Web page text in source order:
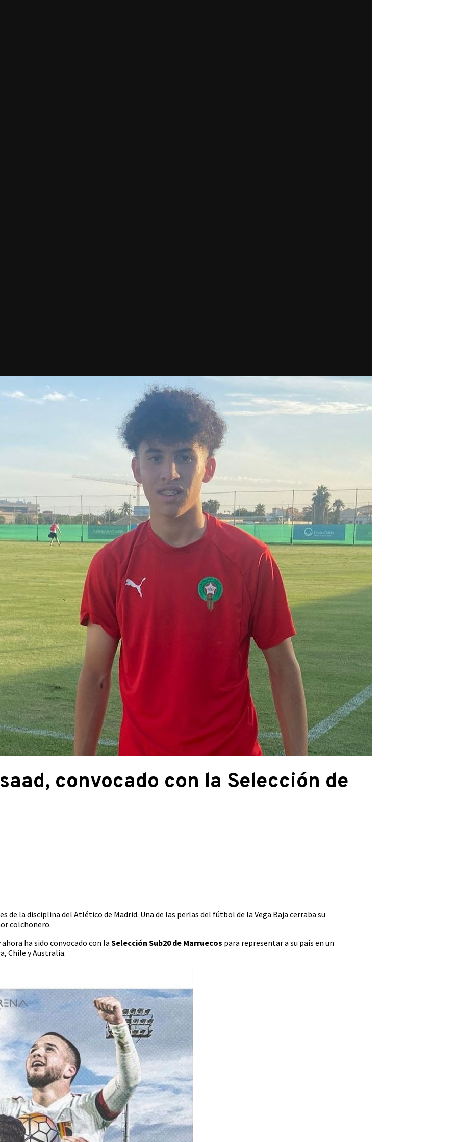
convocado con la Selección de
de la disciplina del Atlético de Madrid. Una de las perlas del fútbol de la Vega Baja cerraba su
colchonero.
ha sido convocado con la Selección Sub20 de Marruecos para representar a su país en un
Chile y Australia.